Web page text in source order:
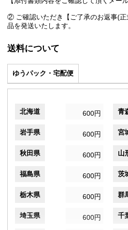
② ご確認いただき【ご了承のお返事(
品を発送いたします。
送料について
ゆうパック・宅配便
北海道 600円 青
岩手県 600円 宮
秋田県 600円 山
福島県 600円 茨
栃木県 600円 群
埼玉県 600円 千